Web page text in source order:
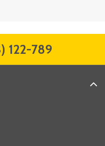
122-789